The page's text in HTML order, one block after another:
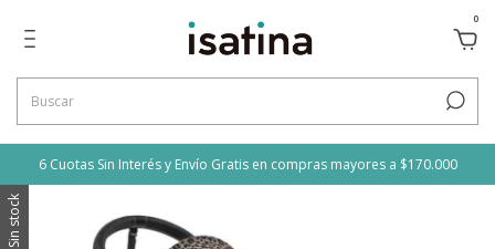
0
6 Cuotas Sin Interés y Envío Gratis en compras mayores a $170.000
Sin stock